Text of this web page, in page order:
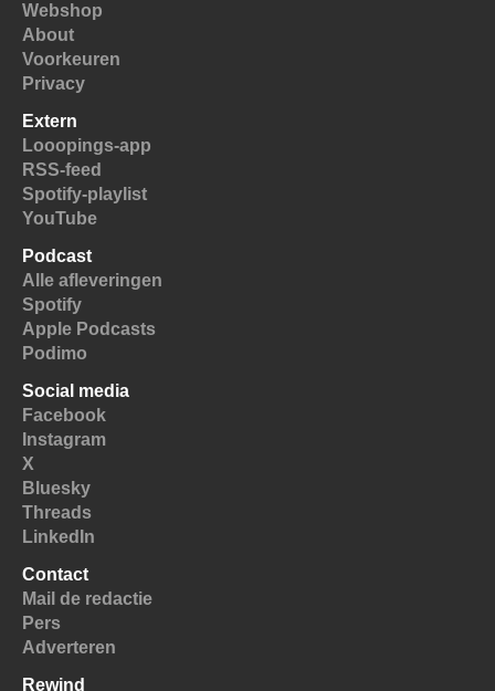
Webshop
About
Voorkeuren
Privacy
Extern
Looopings-app
RSS-feed
Spotify-playlist
YouTube
Podcast
Alle afleveringen
Spotify
Apple Podcasts
Podimo
Social media
Facebook
Instagram
X
Bluesky
Threads
LinkedIn
Contact
Mail de redactie
Pers
Adverteren
Rewind